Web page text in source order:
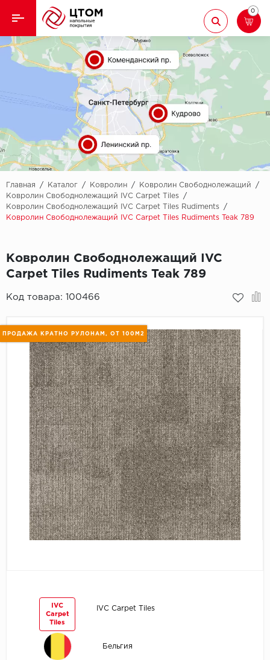
Назад
Кварцвиниловая плитка
Назад
Aberhof
Adelar
Alfa
AllureFloor
Alpine floor
Aquamax
Classen
CorkArt Vinyl
CronaFloor
Damy Floor
Decoria
Dolce Flooring
ECO Parquet
EcoClick
Ламинат
Ковролин
Линолеум
Паркет
Паркетная доска
Подложка
0
Главная / Каталог / Ковролин / Ковролин Свободнолежащий
/
Ковролин Свободнолежащий IVC Carpet Tiles
/
Ковролин Свободнолежащий IVC Carpet Tiles Rudiments
/
Ковролин Свободнолежащий IVC Carpet Tiles Rudiments Teak 789
Ковролин Свободнолежащий IVC
Carpet Tiles Rudiments Teak 789
Код товара: 100466
ПРОДАЖА КРАТНО РУЛОНАМ, ОТ 100М2
IVC
Carpet
Tiles
IVC Carpet Tiles
Бельгия